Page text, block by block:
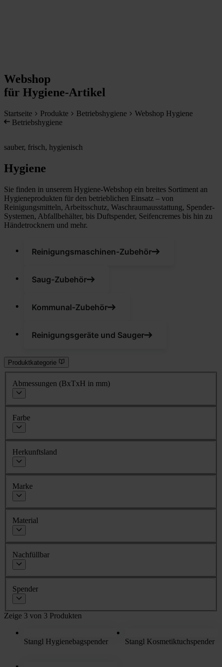
Webshop
für Hygiene-Artikel
Startseite Produkte Betriebshygiene
Webshop Hygiene
Betriebshygiene
sauber, frisch, hygienisch
Hygiene
Sie finden in unserem Hygiene-Webshop ein breites Sortiment an
Hygieneprodukten für den betrieblichen Einsatz – von
Reinigungsmitteln, Arbeitsschutz, Waschraumausstattung, Spender-
Systemen, Abfallbehälter, bis Duftspender, Seifencremes bis hin zu
Händetrocknern und mehr.
Reinigungsmaschinen-Zubehör
Saug-Zubehör
Kommunal-Zubehör
Reinigungsgeräte und Sauger
Produktkategorie
Abmessungen (BxTxH in mm)
Farbe
Herkunftsland
Marke
Material
Nachfüllbar
Spender
Zeige 3 von 3 Produkten
Stangl Hygienebagspender Stangl Kosmetiktuchspender